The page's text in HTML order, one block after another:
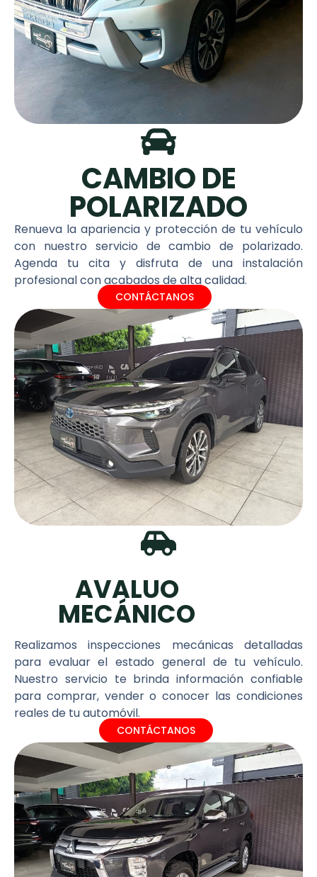
CAMBIO DE
POLARIZADO
Renueva la apariencia y protección de tu vehículo
con nuestro servicio de cambio de polarizado.
Agenda tu cita y disfruta de una instalación
profesional con acabados de alta calidad.
CONTÁCTANOS
AVALUO
MECÁNICO
Realizamos inspecciones mecánicas detalladas
para evaluar el estado general de tu vehículo.
Nuestro servicio te brinda información confiable
para comprar, vender o conocer las condiciones
reales de tu automóvil.
CONTÁCTANOS